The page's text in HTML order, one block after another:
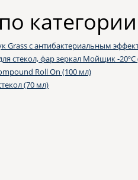
Grass с антибактериальным
стекол, фар зеркал Мойщик -20ºС
Roll On (100 мл)
(70 мл)